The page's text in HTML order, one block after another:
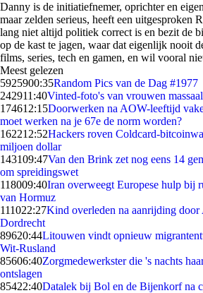
Danny is de initiatiefnemer, oprichter en
maar zelden serieus, heeft een uitgesproken
lang niet altijd politiek correct is en bezit de
op de kast te jagen, waar dat eigenlijk nooit
films, series, tech en gamen, en wil vooral
Meest gelezen
5925900:35Random Pics van de Dag #1977
242911:40Vinted-foto's van vrouwen
174612:15Doorwerken na AOW-leeftijd
moet werken na je 67e de norm worden?
162212:52Hackers roven Coldcard-
miljoen dollar
143109:47Van den Brink zet nog eens 14
om spreidingswet
118009:40Iran overweegt Europese hulp bij
van Hormuz
111022:27Kind overleden na aanrijding door
Dordrecht
89620:44Litouwen vindt opnieuw
Wit-Rusland
85606:40Zorgmedewerkster die 's nachts
ontslagen
85422:40Datalek bij Bol en de Bijenkorf na